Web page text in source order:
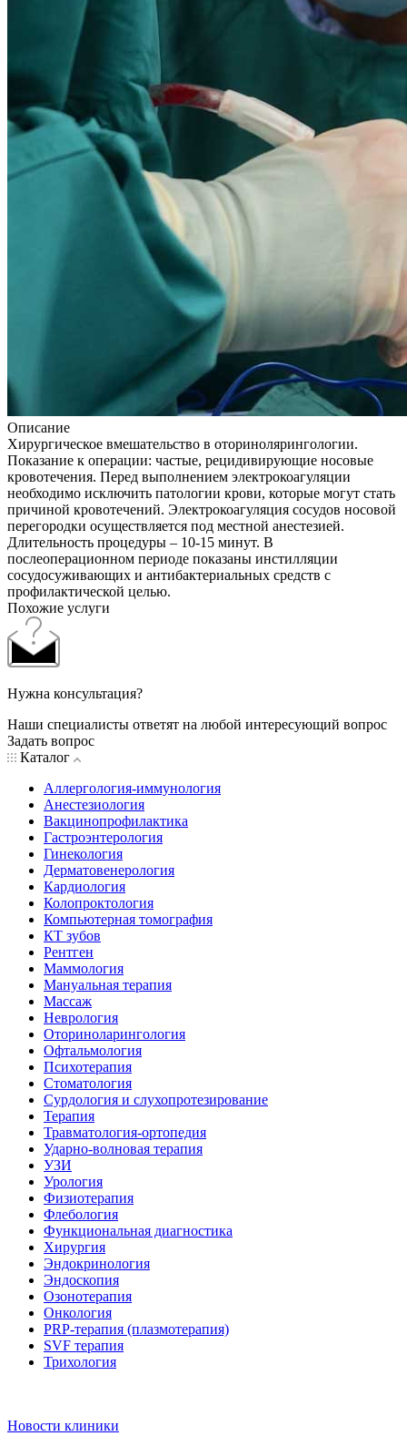
Описание
Хирургическое вмешательство в оторинолярингологии.
Показание к операции: частые, рецидивирующие носовые
кровотечения. Перед выполнением электрокоагуляции
необходимо исключить патологии крови, которые могут стать
причиной кровотечений. Электрокоагуляция сосудов носовой
перегородки осуществляется под местной анестезией.
Длительность процедуры – 10-15 минут. В
послеоперационном периоде показаны инстилляции
сосудосуживающих и антибактериальных средств с
профилактической целью.
Похожие услуги
Нужна консультация?
Наши специалисты ответят на любой интересующий вопрос
Задать вопрос
Каталог
Аллергология-иммунология
Анестезиология
Вакцинопрофилактика
Гастроэнтерология
Гинекология
Дерматовенерология
Кардиология
Колопроктология
Компьютерная томография
КТ зубов
Рентген
Маммология
Мануальная терапия
Массаж
Неврология
Оториноларингология
Офтальмология
Психотерапия
Стоматология
Сурдология и слухопротезирование
Терапия
Травматология-ортопедия
Ударно-волновая терапия
УЗИ
Урология
Физиотерапия
Флебология
Функциональная диагностика
Хирургия
Эндокринология
Эндоскопия
Озонотерапия
Онкология
PRP-терапия (плазмотерапия)
SVF терапия
Трихология
Новости клиники